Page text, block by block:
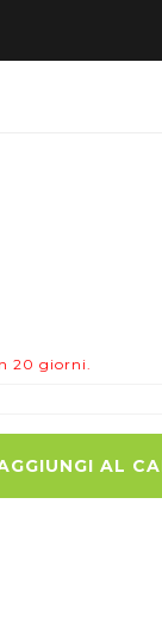
20 giorni.
AL